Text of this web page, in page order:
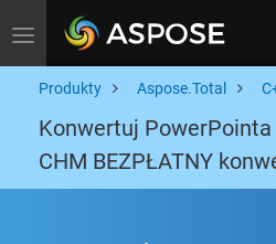
Toggle navigation
Produkty Aspose.Total
Konwertuj PowerPointa
CHM BEZPŁATNY